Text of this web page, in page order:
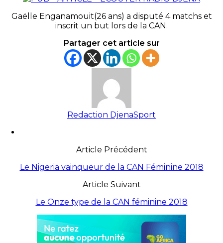
Gaëlle Enganamouit(26 ans) a disputé 4 matchs et
inscrit un but lors de la CAN.
Partager cet article sur
Redaction DjenaSport
Article Précédent
Le Nigeria vainqueur de la CAN Féminine 2018
Article Suivant
Le Onze type de la CAN féminine 2018